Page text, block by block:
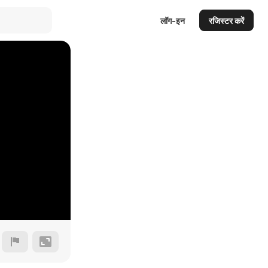
लॉग-इन रजिस्टर करें